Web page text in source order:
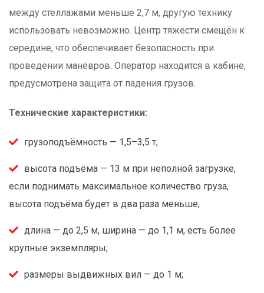
между стеллажами меньше 2,7 м, другую технику
использовать невозможно. Центр тяжести смещён к
середине, что обеспечивает безопасность при
проведении манёвров. Оператор находится в кабине,
предусмотрена защита от падения грузов.
Технические характеристики:
грузоподъёмность — 1,5–3,5 т;
высота подъёма — 13 м при неполной загрузке,
если поднимать максимальное количество груза,
высота подъёма будет в два раза меньше;
длина — до 2,5 м, ширина — до 1,1 м, есть более
крупные экземпляры;
размеры выдвижных вил — до 1 м;